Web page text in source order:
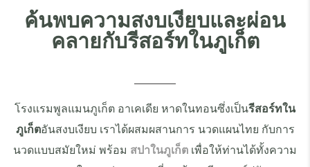
ค้นพบความสงบเงียบและผ่อน
คลายกับรีสอร์ทในภูเก็ต
โรงแรมพูลแมนภูเก็ต อาเคเดีย หาดในทอนซึ่งเป็นรีสอร์ทใน
ภูเก็ตอันสงบเงียบ เราได้ผสมผสานการ นวดแผนไทย กับการ
นวดแบบสมัยใหม่ พร้อม สปาในภูเก็ต เพื่อให้ท่านได้ทั้งความ